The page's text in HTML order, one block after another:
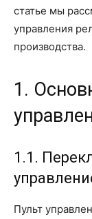
статье мы
управления
производства.
1.
1.1.
Пульт